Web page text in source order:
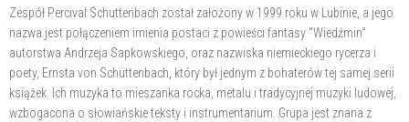
Zespół Percival Schuttenbach został założony w 1999 roku w Lubinie, a jego
nazwa jest połączeniem imienia postaci z powieści fantasy "Wiedźmin"
autorstwa Andrzeja Sapkowskiego, oraz nazwiska niemieckiego rycerza i
poety, Ernsta von Schüttenbach, który był jednym z bohaterów tej samej serii
książek. Ich muzyka to mieszanka rocka, metalu i tradycyjnej muzyki ludowej,
wzbogacona o słowiańskie teksty i instrumentarium. Grupa jest znana z